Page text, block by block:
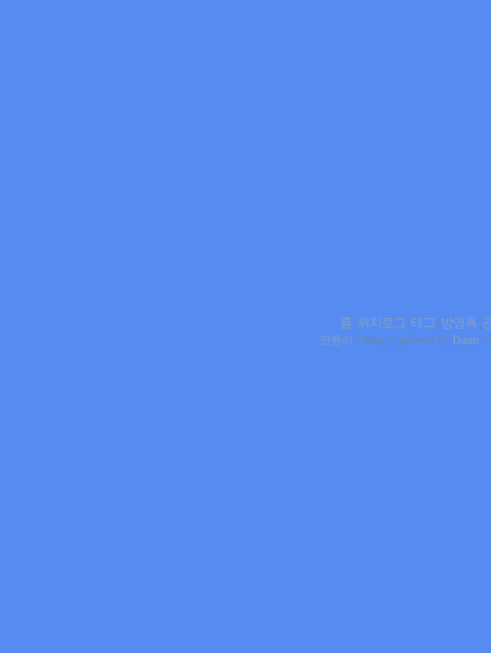
홈| 위치로그| 태그| 방명록|
얀웬리 's Blog is powered by Daum /